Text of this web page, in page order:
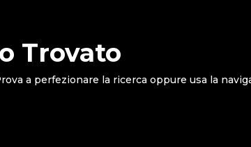
Trovato
a perfezionare la ricerca oppure usa la